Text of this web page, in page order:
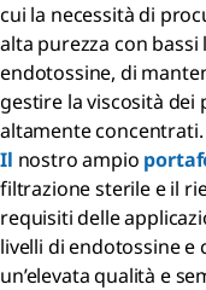
cui la necessità di
alta purezza con
endotossine, di
gestire la viscosità
altamente concentrati.
Il nostro ampio
filtrazione sterile e il
requisiti delle
livelli di endotossine
un’elevata qualità e